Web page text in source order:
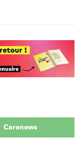
Carenews